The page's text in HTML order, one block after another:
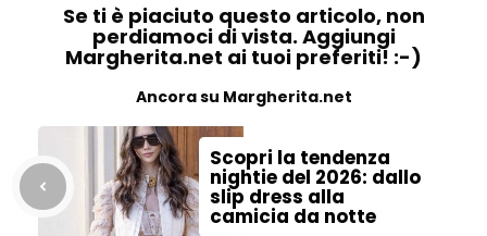
Se ti è piaciuto questo articolo, non
perdiamoci di vista. Aggiungi
Margherita.net ai tuoi preferiti! :-)
Ancora su Margherita.net
Scopri la tendenza
nightie del 2026: dallo
slip dress alla
camicia da notte